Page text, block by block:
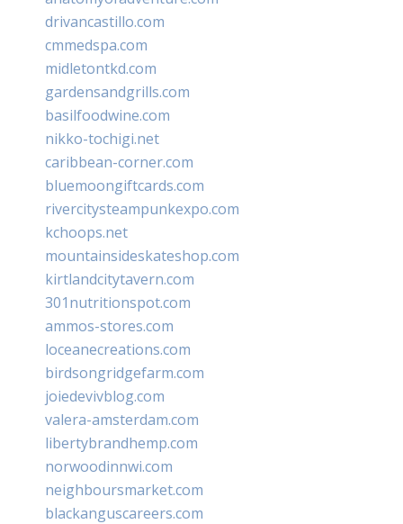
drivancastillo.com
cmmedspa.com
midletontkd.com
gardensandgrills.com
basilfoodwine.com
nikko-tochigi.net
caribbean-corner.com
bluemoongiftcards.com
rivercitysteampunkexpo.com
kchoops.net
mountainsideskateshop.com
kirtlandcitytavern.com
301nutritionspot.com
ammos-stores.com
loceanecreations.com
birdsongridgefarm.com
joiedevivblog.com
valera-amsterdam.com
libertybrandhemp.com
norwoodinnwi.com
neighboursmarket.com
blackanguscareers.com